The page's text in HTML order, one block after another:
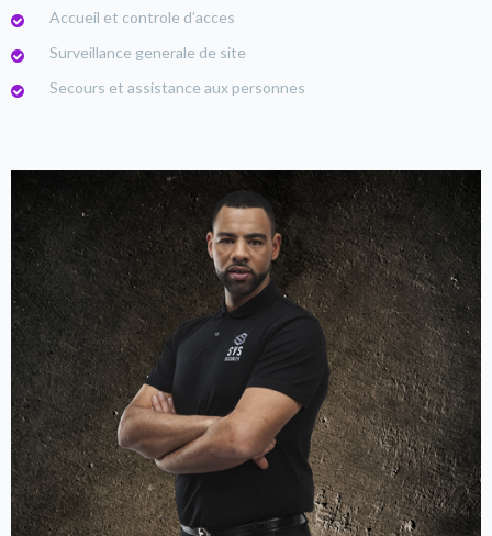
Accueil et controle d’acces
Surveillance generale de site
Secours et assistance aux personnes